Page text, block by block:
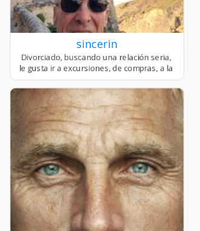
sincerin